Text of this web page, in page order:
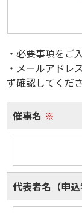
・必要事項をご
・メールアドレ
ず確認してくださ
催事名 ※
代表者名（申込